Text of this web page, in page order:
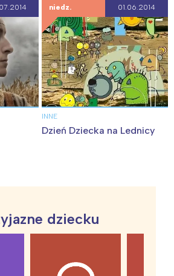
niedz. 01.06.2014
INNE
Dzień Dziecka na Lednicy
dziecku
mnie wydarzenia z
regionu:
Śląsk